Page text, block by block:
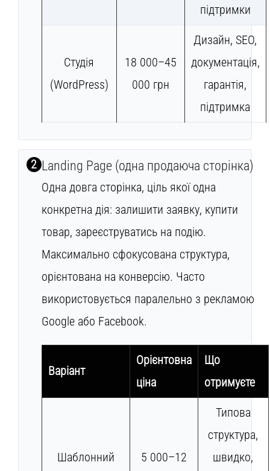
підтримки
Студія
(WordPress)
18 000–45
000 грн
Дизайн, SEO,
документація,
гарантія,
підтримка
2 Landing Page (одна продаюча сторінка)
Одна довга сторінка, ціль якої одна
конкретна дія: залишити заявку, купити
товар, зареєструватись на подію.
Максимально сфокусована структура,
орієнтована на конверсію. Часто
використовується паралельно з рекламою
Google або Facebook.
Варіант
Орієнтовна
ціна
Що
отримуєте
Шаблонний
5 000–12
Типова
структура,
швидко,